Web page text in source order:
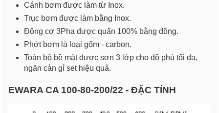
Cánh bơm được làm từ Inox.
Trục bơm được làm bằng Inox.
Động cơ 3Pha được quấn 100% bằng đồng.
Phớt bơm là loại gốm - carbon.
Toàn bộ bề mặt được sơn 3 lớp cho độ phủ tối đa,
ngăn cản gỉ set hiệu quả.
EWARA CA 100-80-200/22 - ĐẶC TÍNH